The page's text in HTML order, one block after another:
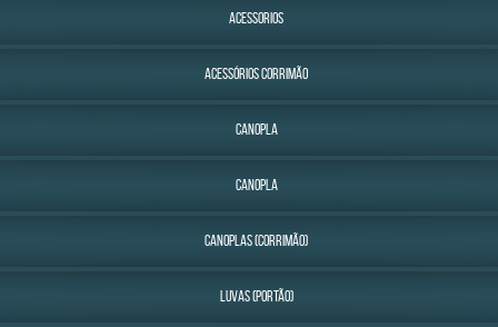
ACESSORIOS
ACESSÓRIOS CORRIMÃO
CANOPLA
CANOPLA
CANOPLAS (CORRIMÃO)
LUVAS (PORTÃO)